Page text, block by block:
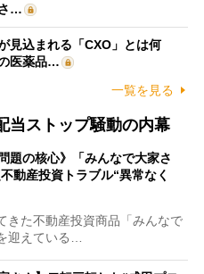
…
見込まれる「CXO」とは何
医薬品…
一覧を見る
当ストップ騒動の内幕
題の核心》「みんなで大家さ
動産投資トラブル“異常なく
た不動産投資商品「みんなで
迎えている…